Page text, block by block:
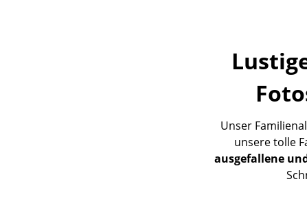
Unser
unsere tolle
ausgefallene